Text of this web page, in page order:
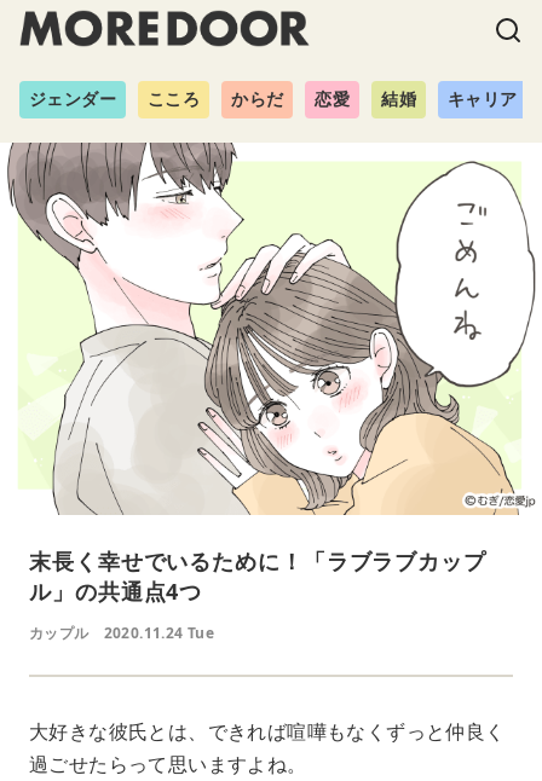
ジェンダー こころ からだ 恋愛 結婚 キャリア
末長く幸せでいるために！「ラブラブカップ
ル」の共通点4つ
カップル 2020.11.24 Tue
大好きな彼氏とは、できれば喧嘩もなくずっと仲良く
過ごせたらって思いますよね。